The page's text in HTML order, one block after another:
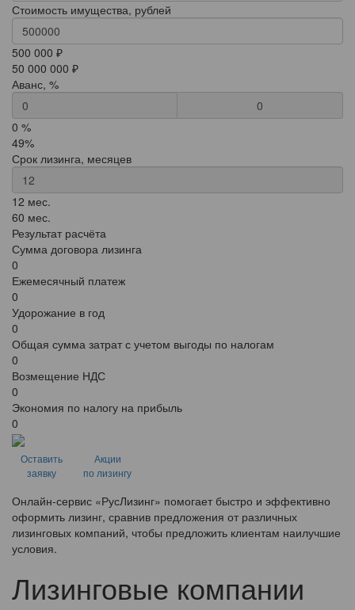
Стоимость имущества, рублей
500 000 ₽
50 000 000 ₽
Аванс, %
0
0 %
49%
Срок лизинга, месяцев
12 мес.
60 мес.
Результат расчёта
Сумма договора лизинга
0
Ежемесячный платеж
0
Удорожание в год
0
Общая сумма затрат с учетом выгоды по налогам
0
Возмещение НДС
0
Экономия по налогу на прибыль
0
Оставить
заявку
Акции
по лизингу
Онлайн-сервис «РусЛизинг» помогает быстро и эффективно
оформить лизинг, сравнив предложения от различных
лизинговых компаний, чтобы предложить клиентам наилучшие
условия.
Лизинговые компании